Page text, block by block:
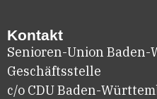
Kontakt
Senioren-Union
Geschäftsstelle
c/o CDU Baden-